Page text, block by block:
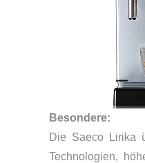
Besondere:
Die Saeco Lirika
Technologien,